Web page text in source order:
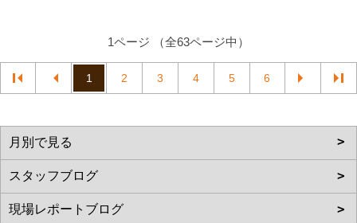
1ページ （全63ページ中）
1 2 3 4 5 6